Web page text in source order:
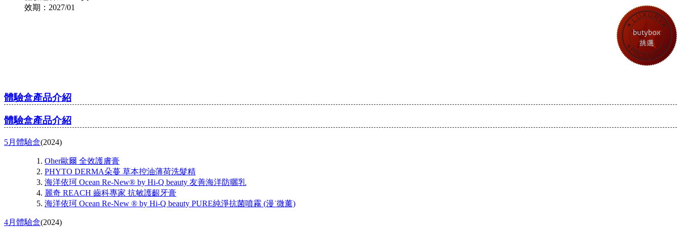
效期：2027/01
體驗盒產品介紹
體驗盒產品介紹
5月體驗盒(2024)
Oher歐爾 全效護膚膏
PHYTO DERMA朵蔓 草本控油薄荷洗髮精
海洋依珂 Ocean Re-New® by Hi-Q beauty 友善海洋防曬乳
麗奇 REACH 齒科專家 抗敏護齦牙膏
海洋依珂 Ocean Re-New ® by Hi-Q beauty PURE純淨抗菌噴霧 (漫˙微薰)
4月體驗盒(2024)